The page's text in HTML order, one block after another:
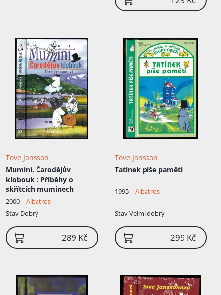
muminech vycházely na pokračování
v anglických novinách Evening News - po
roce 1960 sérii převzal Lars Jansson. Řady
1-4 vyšly česky jako Muminek - svazek
jedna, překl. Libuše a Luboš Trávníčkovi,
Praha: Argo, 2009.
Tove Jansson
Mumini. Čarodějův
klobouk : Příběhy o
skřítcích muminech
2000 | Albatros
Stav Dobrý
289 Kč
Tove Jansson
Tatínek píše paměti
1995 | Albatros
StavVelmi dobrý
299 Kč